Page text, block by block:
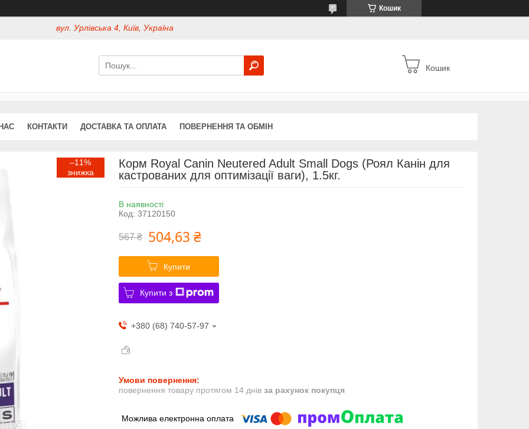
Кошик
вул. Урлівська 4, Київ, Україна
Кошик
КОНТАКТИ ДОСТАВКА ТА ОПЛАТА ПОВЕРНЕННЯ ТА ОБМІН
–11%
Корм Royal Canin Neutered Adult Small Dogs (Роял Канін для
кастрованих для оптимізації ваги), 1.5кг.
В наявності
Код: 37120150
567 ₴ 504,63 ₴
Купити
Купити з
+380 (68) 740-57-97
повернення товару протягом 14 днів за рахунок покупця